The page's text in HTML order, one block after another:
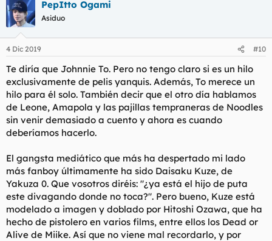
PepItto Ogami
Asiduo
4 Dic 2019 #10
Te diría que Johnnie To. Pero no tengo claro si es un hilo
exclusivamente de pelis yanquis. Además, To merece un
hilo para él solo. También decir que el otro día hablamos
de Leone, Amapola y las pajillas tempraneras de Noodles
sin venir demasiado a cuento y ahora es cuando
deberíamos hacerlo.
El gangsta mediático que más ha despertado mi lado
más fanboy últimamente ha sido Daisaku Kuze, de
Yakuza 0. Que vosotros diréis: "¿ya está el hijo de puta
este divagando donde no toca?". Pero bueno, Kuze está
modelado a imagen y doblado por Hitoshi Ozawa, que ha
hecho de pistolero en varios films, entre ellos los Dead or
Alive de Miike. Así que no viene mal recordarlo, y por